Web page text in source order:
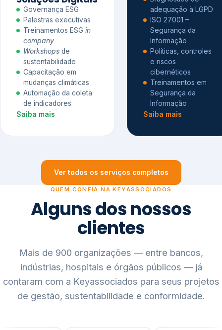
Governança ESG
Palestras executivas
Treinamentos ESG in
company
Workshops de
sustentabilidade
Capacitação em
mudanças climáticas
Automação da coleta
de indicadores
Saiba mais
adequação à LGPD
ISO 27001 –
Segurança da
Informação
Políticas, controles
e riscos
cibernéticos
Treinamentos em
Segurança da
Informação
Saiba mais
Ver todos os serviços completos
QUEM CONFIA NA KEYASSOCIADOS
Alguns dos nossos
clientes
Mais de 900 organizações — entre bancos,
indústrias, hospitais e órgãos públicos — já
contaram com a Keyassociados para seus projetos
de gestão, sustentabilidade e conformidade.